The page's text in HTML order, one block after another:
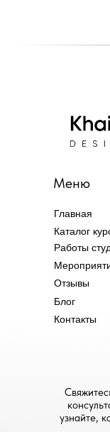
узнайте,
Меню
Главная
Каталог
Отзывы
Работы
Блог
Контакты